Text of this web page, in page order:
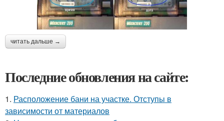
читать дальше →
Последние обновления на сайте:
1. Расположение бани на участке. Отступы в
зависимости от материалов